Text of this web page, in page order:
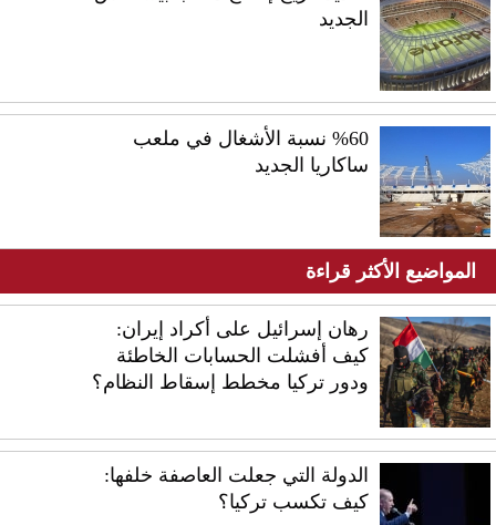
الجديد
%60 نسبة الأشغال في ملعب
ساكاريا الجديد
المواضيع الأكثر قراءة
رهان إسرائيل على أكراد إيران:
كيف أفشلت الحسابات الخاطئة
ودور تركيا مخطط إسقاط النظام؟
الدولة التي جعلت العاصفة خلفها:
كيف تكسب تركيا؟